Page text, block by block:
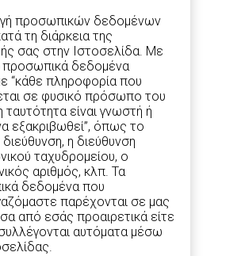
προσωπικών δεδομένων
τη διάρκεια της
σας στην Ιστοσελίδα. Με
δεδομένα
“κάθε πληροφορία που
σε φυσικό πρόσωπο του
ταυτότητα είναι γνωστή ή
εξακριβωθεί”, όπως το
η διεύθυνση
ταχυδρομείου, ο
αριθμός, κλπ. Τα
δεδομένα που
παρέχονται σε μας
από εσάς προαιρετικά είτε
αυτόματα μέσω